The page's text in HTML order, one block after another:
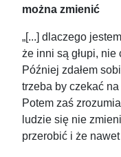
można zmienić
„[...] dlaczego
że inni są głupi,
Później zdałem
trzeba by czekać
Potem zaś
ludzie się nie
przerobić i że